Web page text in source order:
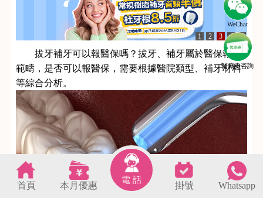
WeChat
醫療劵咨詢
1 2 3 4 5
拔牙補牙可以報醫保嗎？拔牙、補牙屬於醫保報銷
範疇，是否可以報醫保，需要根據醫院類型、補牙材料
等綜合分析。
首頁 本月優惠
電 話
掛號 Whatsapp